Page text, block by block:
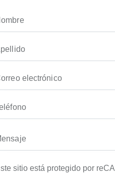
sitio está protegido por